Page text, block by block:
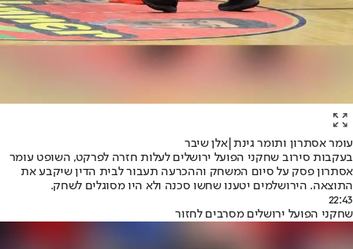
עומר אסתרון ותומר גינת|אלן שיבר
בעקבות סירוב שחקני הפועל ירושלים לעלות חזרה לפרקט, השופט עומר
אסתרון פסק על סיום המשחק וההכרעה תעבור לבית הדין שיקבע את
התוצאה. הירושלמים יטענו שחשו סכנה ולא היו מסוגלים לשחק.
22:43
שחקני הפועל ירושלים מסרבים לחזור